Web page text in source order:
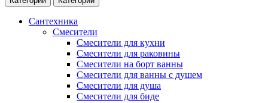
Сантехника
Смесители
Смесители для кухни
Смесители для раковины
Смесители на борт ванны
Смесители для ванны с душем
Смесители для душа
Смесители для биде